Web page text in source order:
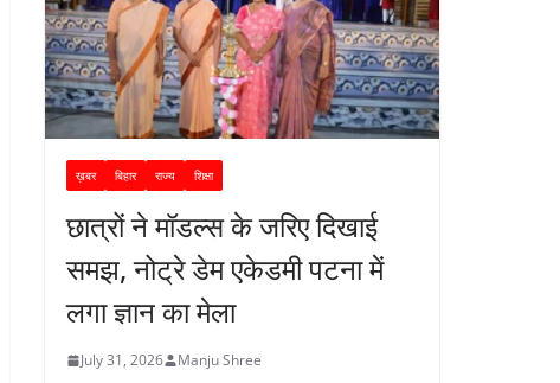
ख़बर बिहार राज्य शिक्षा
छात्रों ने मॉडल्स के जरिए दिखाई
समझ, नोट्रे डेम एकेडमी पटना में
लगा ज्ञान का मेला
July 31, 2026 Manju Shree